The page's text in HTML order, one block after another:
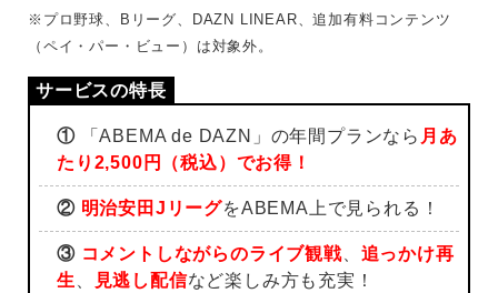
※プロ野球、Bリーグ、DAZN LINEAR、追加有料コンテンツ
（ペイ・パー・ビュー）は対象外。
①「ABEMA de DAZN」の年間プランなら 月あ
たり2,500円（税込）でお得！
② 明治安田JリーグをABEMA上で見られる！
③ コメントしながらのライブ観戦、 追っかけ再
生
見逃し配信など楽しみ方も充実！